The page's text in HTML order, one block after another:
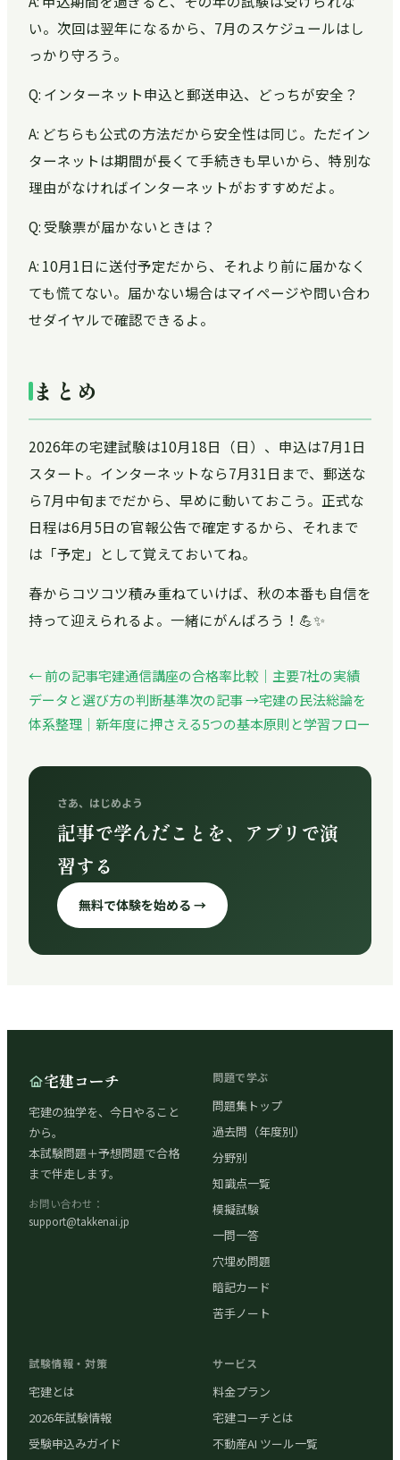
い。次回は翌年になるから、7月のスケジュールはし
っかり守ろう。
Q: インターネット申込と郵送申込、どっちが安全？
A: どちらも公式の方法だから安全性は同じ。ただイン
ターネットは期間が長くて手続きも早いから、特別な
理由がなければインターネットがおすすめだよ。
Q: 受験票が届かないときは？
A: 10月1日に送付予定だから、それより前に届かなく
ても慌てない。届かない場合はマイページや問い合わ
せダイヤルで確認できるよ。
まとめ
2026年の宅建試験は10月18日（日）、申込は7月1日
スタート。インターネットなら7月31日まで、郵送な
ら7月中旬までだから、早めに動いておこう。正式な
日程は6月5日の官報公告で確定するから、それまで
は「予定」として覚えておいてね。
春からコツコツ積み重ねていけば、秋の本番も自信を
持って迎えられるよ。一緒にがんばろう！💪✨
← 前の記事宅建通信講座の合格率比較｜主要7社の実績
データと選び方の判断基準次の記事 →宅建の民法総論を
体系整理｜新年度に押さえる5つの基本原則と学習フロー
さあ、はじめよう
記事で学んだことを、アプリで演
習する
無料で体験を始める →
宅建コーチ
宅建の独学を、今日やること
から。
本試験問題＋予想問題で合格
まで伴走します。
お問い合わせ：
support@takkenai.jp
問題で学ぶ
問題集トップ
過去問（年度別）
分野別
知識点一覧
模擬試験
一問一答
穴埋め問題
暗記カード
苦手ノート
試験情報・対策
宅建とは
2026年試験情報
受験申込みガイド
サービス
料金プラン
宅建コーチとは
不動産AI ツール一覧